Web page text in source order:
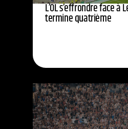
L’OL s’effrondre face à
termine quatrième